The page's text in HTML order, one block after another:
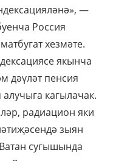
—
Россия
хезмәте.
якынча
дәүләт пенсия
кагылачак.
радиацион яки
зыян
сугышында